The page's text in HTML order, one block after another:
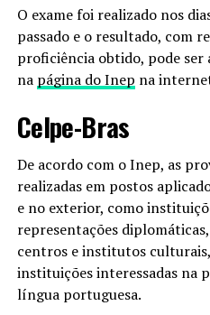
O exame foi realizado nos
passado e o resultado, com
proficiência obtido, pode ser
na página do Inep na
Celpe-Bras
De acordo com o Inep, as
realizadas em postos
e no exterior, como
representações
centros e institutos
instituições interessadas na
língua portuguesa.